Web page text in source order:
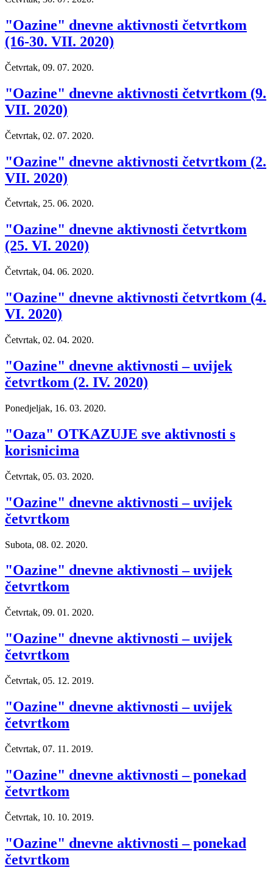
"Oazine" dnevne aktivnosti četvrtkom
(16-30. VII. 2020)
Četvrtak, 09. 07. 2020.
"Oazine" dnevne aktivnosti četvrtkom (9.
VII. 2020)
Četvrtak, 02. 07. 2020.
"Oazine" dnevne aktivnosti četvrtkom (2.
VII. 2020)
Četvrtak, 25. 06. 2020.
"Oazine" dnevne aktivnosti četvrtkom
(25. VI. 2020)
Četvrtak, 04. 06. 2020.
"Oazine" dnevne aktivnosti četvrtkom (4.
VI. 2020)
Četvrtak, 02. 04. 2020.
"Oazine" dnevne aktivnosti – uvijek
četvrtkom (2. IV. 2020)
Ponedjeljak, 16. 03. 2020.
"Oaza" OTKAZUJE sve aktivnosti s
korisnicima
Četvrtak, 05. 03. 2020.
"Oazine" dnevne aktivnosti – uvijek
četvrtkom
Subota, 08. 02. 2020.
"Oazine" dnevne aktivnosti – uvijek
četvrtkom
Četvrtak, 09. 01. 2020.
"Oazine" dnevne aktivnosti – uvijek
četvrtkom
Četvrtak, 05. 12. 2019.
"Oazine" dnevne aktivnosti – uvijek
četvrtkom
Četvrtak, 07. 11. 2019.
"Oazine" dnevne aktivnosti – ponekad
četvrtkom
Četvrtak, 10. 10. 2019.
"Oazine" dnevne aktivnosti – ponekad
četvrtkom